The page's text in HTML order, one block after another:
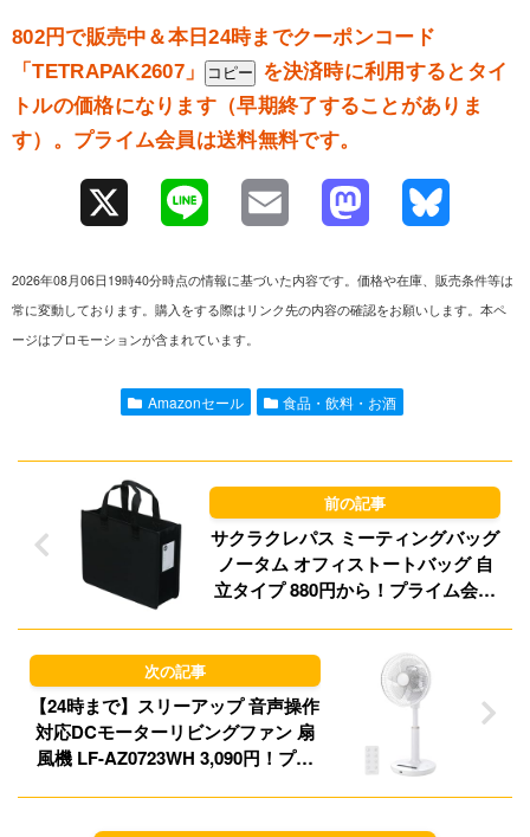
802円で販売中＆本日24時までクーポンコード
「TETRAPAK2607」 コピー
を決済時に利用するとタイ
トルの価格になります（早期終了することがありま
す）。プライム会員は送料無料です。
e
l o
o
n
y
2026年08月06日19時40分時点の情報に基づいた内容です。価格や在庫、販売条件等は
常に変動しております。購入をする際はリンク先の内容の確認をお願いします。本ペ
ージはプロモーションが含まれています。
Amazonセール 食品・飲料・お酒
サクラクレパス ミーティングバッグ
ノータム オフィストートバッグ 自
立タイプ 880円から！プライム会員
【24時まで】スリーアップ 音声操作
対応DCモーターリビングファン 扇
風機 LF-AZ0723WH 3,090円！プラ